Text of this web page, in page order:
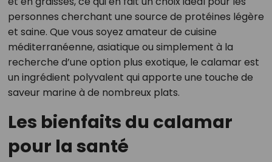
personnes cherchant une source de protéines légère
et saine. Que vous soyez amateur de cuisine
méditerranéenne, asiatique ou simplement à la
recherche d’une option plus exotique, le calamar est
un ingrédient polyvalent qui apporte une touche de
saveur marine à de nombreux plats.
Les bienfaits du calamar
pour la santé